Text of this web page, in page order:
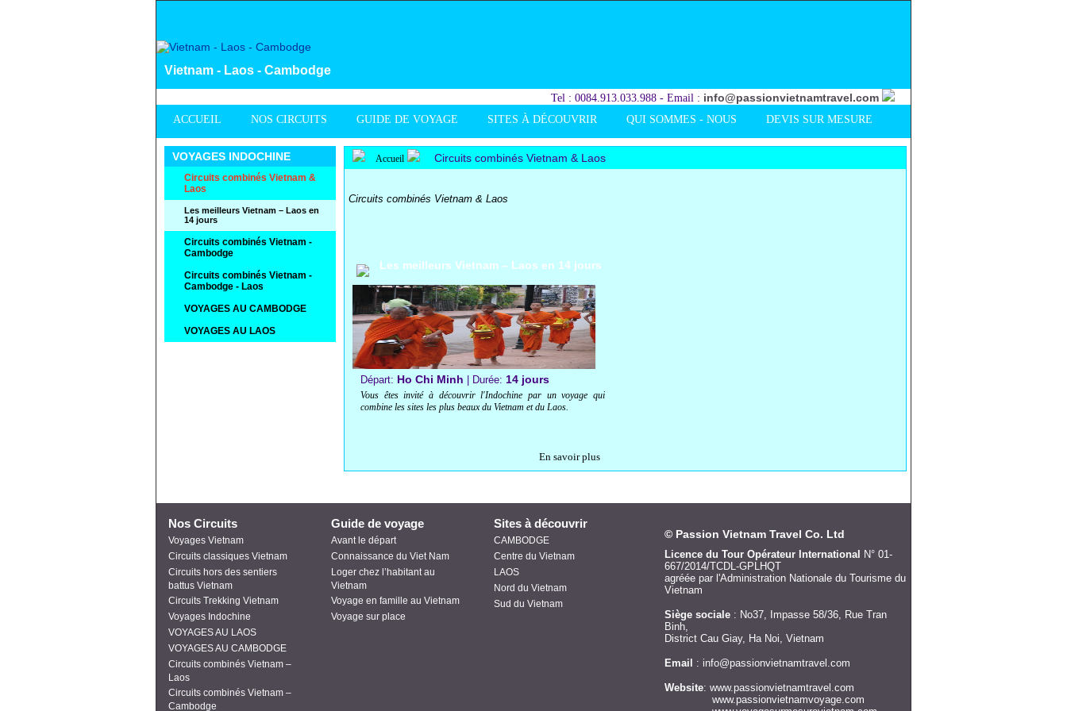
Vietnam - Laos - Cambodge
Tel : 0084.913.033.988 - Email : info@passionvietnamtravel.com
ACCUEIL NOS CIRCUITS GUIDE DE VOYAGE SITES À DÉCOUVRIR QUI SOMMES - NOUS DEVIS SUR MESURE
VOYAGES INDOCHINE
Circuits combinés Vietnam &
Laos
Les meilleurs Vietnam – Laos en
14 jours
Circuits combinés Vietnam -
Cambodge
Circuits combinés Vietnam -
Cambodge - Laos
VOYAGES AU CAMBODGE
VOYAGES AU LAOS
Accueil Circuits combinés Vietnam & Laos
Circuits combinés Vietnam & Laos
Les meilleurs Vietnam – Laos en 14 jours
Départ: Ho Chi Minh | Durée: 14 jours
Vous êtes invité à découvrir l'Indochine par un voyage qui
combine les sites les plus beaux du Vietnam et du Laos.
En savoir plus
Nos Circuits
Voyages Vietnam
Circuits classiques Vietnam
Circuits hors des sentiers
battus Vietnam
Circuits Trekking Vietnam
Voyages Indochine
VOYAGES AU LAOS
VOYAGES AU CAMBODGE
Circuits combinés Vietnam –
Laos
Circuits combinés Vietnam –
Cambodge
Guide de voyage
Avant le départ
Connaissance du Viet Nam
Loger chez l’habitant au
Vietnam
Voyage en famille au Vietnam
Voyage sur place
Sites à découvrir
CAMBODGE
Centre du Vietnam
LAOS
Nord du Vietnam
Sud du Vietnam
© Passion Vietnam Travel Co. Ltd
Licence du Tour Opérateur International N° 01-
667/2014/TCDL-GPLHQT
agréée par l'Administration Nationale du Tourisme du
Vietnam
Siège sociale : No37, Impasse 58/36, Rue Tran
Binh,
District Cau Giay, Ha Noi, Vietnam
Email : info@passionvietnamtravel.com
Website: www.passionvietnamtravel.com
www.passionvietnamvoyage.com